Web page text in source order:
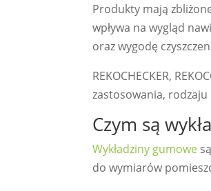
Produkty mają
wpływa na wygląd
oraz wygodę
REKOCHECKER,
zastosowania,
Czym są
Wykładziny gumowe
do wymiarów